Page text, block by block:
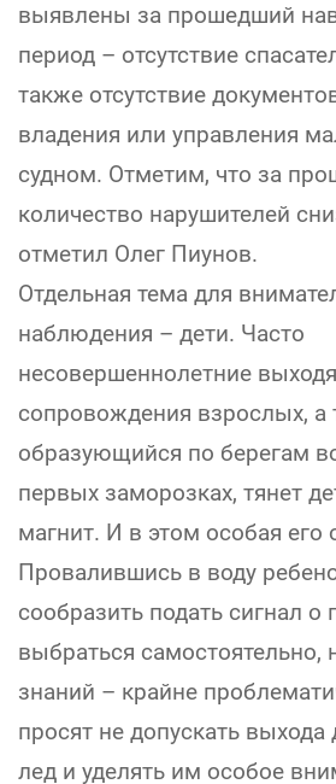
выявлены за прошедший
период – отсутствие
также отсутствие
владения или управления
судном. Отметим, что за
количество нарушителей
отметил Олег Пиунов.
Отдельная тема для
наблюдения – дети. Часто
несовершеннолетние
сопровождения взрослых, а
образующийся по берегам
первых заморозках, тянет
магнит. И в этом особая его
Провалившись в воду
сообразить подать сигнал
выбраться
знаний – крайне
просят не допускать
лед и уделять им особое